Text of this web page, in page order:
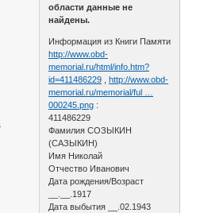
области данные не
найдены.
Информация из Книги Памяти
http://www.obd-
memorial.ru/html/info.htm?
id=411486229 ,http://www.obd-
memorial.ru/memorial/ful …
000245.png :
411486229
Фамилия СОЗЫКИН
(САЗЫКИН)
Имя Николай
Отчество Иванович
Дата рождения/Возраст
__.__.1917
Дата выбытия __.02.1943